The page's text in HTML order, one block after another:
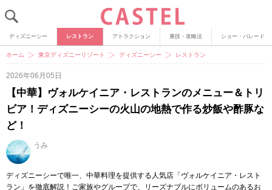
ディズニーシー レストラン アトラクション 裏技・攻略法 ショー・パレード
ホーム 東京ディズニーリゾート ディズニーシー レストラン
2026年06月05日
【中華】ヴォルケイニア・レストランのメニュー＆トリ
ビア！ディズニーシーの火山の地熱で作る炒飯や酢豚な
ど！
うみ
ディズニーシーで唯一、中華料理を提供する人気店「ヴォルケイニア・レスト
ラン」を徹底解説！ご家族やグループで、リーズナブルにボリュームのあるお